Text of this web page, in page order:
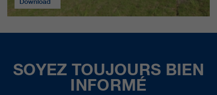
SOYEZ TOUJOURS BIEN
INFORMÉ